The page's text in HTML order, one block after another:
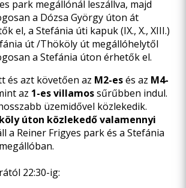
park megállónál leszállva, majd
a Dózsa György úton át
el, a Stefánia úti kapuk (IX., X., XIII.)
út /Thököly út megállóhelytől
a Stefánia úton érhetők el.
és azt követően az M2-esés az M4-
az 1-es villamossűrűbben indul.
üzemidővel közlekedik.
úton közlekedő valamennyi
a Reiner Frigyes park és a Stefánia
22:30-ig: